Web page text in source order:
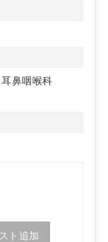
者様が車で来
合わせくださ
耳鼻咽喉科
ト追加